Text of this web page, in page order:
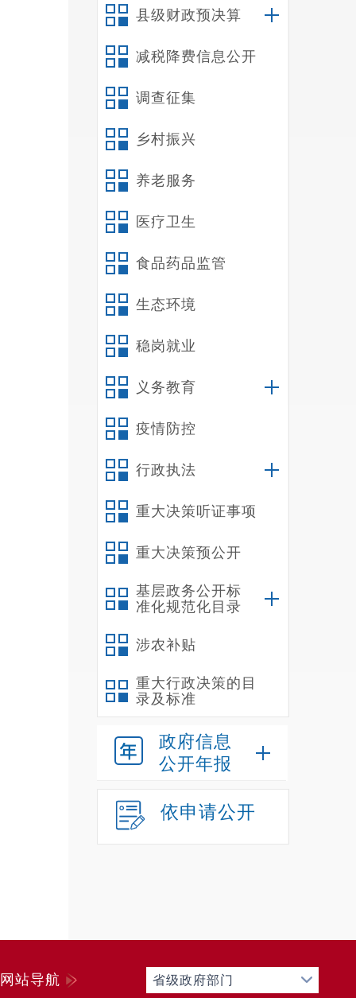
县级财政预决算
减税降费信息公开
调查征集
乡村振兴
养老服务
医疗卫生
食品药品监管
生态环境
稳岗就业
义务教育
疫情防控
行政执法
重大决策听证事项
重大决策预公开
基层政务公开标
准化规范化目录
涉农补贴
重大行政决策的目
录及标准
政府信息
公开年报
依申请公开
网站导航 省级政府部门